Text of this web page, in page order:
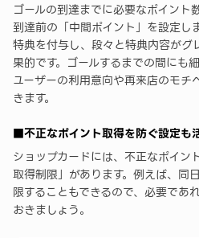
ゴールの到達までに必要なポイント
到達前の「中間ポイント」を設定し
特典を付与し、段々と特典内容がグ
果的です。ゴールするまでの間にも
ユーザーの利用意向や再来店のモチ
きます。
■不正なポイント取得を防ぐ設定も
ショップカードには、不正なポイン
取得制限」があります。例えば、同
限することもできるので、必要であ
おきましょう。